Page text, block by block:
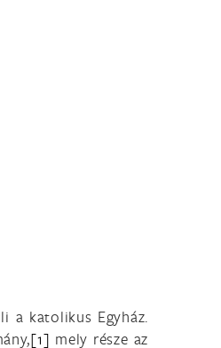
a katolikus Egyház.
[1] mely része az